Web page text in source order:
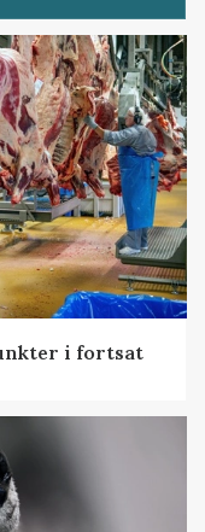
i fortsat